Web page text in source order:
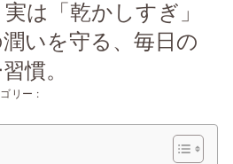
は「乾かしすぎ」
いを守る、毎日の
慣。
リー :